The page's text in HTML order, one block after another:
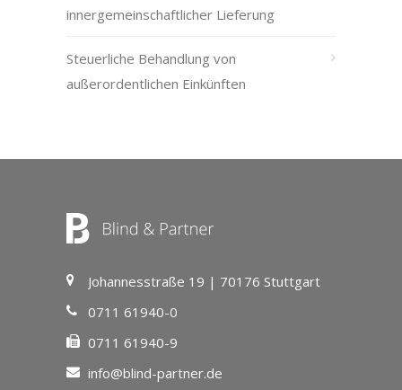
innergemeinschaftlicher Lieferung
Steuerliche Behandlung von
außerordentlichen Einkünften
Johannesstraße 19 | 70176 Stuttgart
0711 61940-0
0711 61940-9
info@blind-partner.de